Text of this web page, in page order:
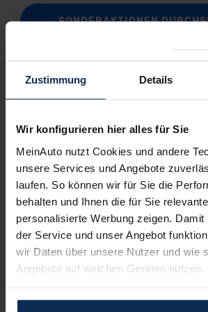
Zustimmung Details
Wir konfigurieren hier alles für Sie
MeinAuto nutzt Cookies und andere
unsere Services und Angebote
laufen. So können wir für Sie die
behalten und Ihnen die für Sie
personalisierte Werbung zeigen. Damit
der Service und unser Angebot
wir Daten über unsere Nutzer und wie
Angebote auf welchen Geräten nutzen.
und erlauben uns Cookies für unseren
SONDERAKTIONEN
NACH WEITEREN NEUWAGEN
In vier Schritten zum
1. Wunschauto
unverbindlich
2. Sofortige
(mit Barzahlung,
Leasing)
3. Keine Kosten: